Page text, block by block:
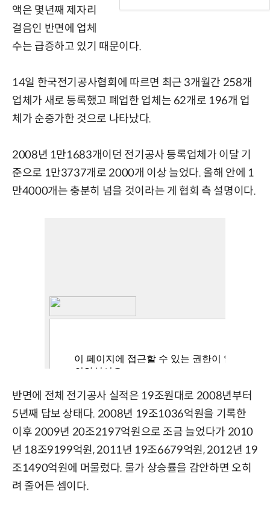
액은 몇년째 제자리
걸음인 반면에 업체
수는 급증하고 있기 때문이다.
14일 한국전기공사협회에 따르면 최근 3개월간 258개
업체가 새로 등록했고 폐업한 업체는 62개로 196개 업
체가 순증가한 것으로 나타났다.
2008년 1만1683개이던 전기공사 등록업체가 이달 기
준으로 1만3737개로 2000개 이상 늘었다. 올해 안에 1
만4000개는 충분히 넘을 것이라는 게 협회 측 설명이다.
반면에 전체 전기공사 실적은 19조원대로 2008년부터
5년째 답보 상태다. 2008년 19조1036억원을 기록한
이후 2009년 20조2197억원으로 조금 늘었다가 2010
년 18조9199억원, 2011년 19조6679억원, 2012년 19
조1490억원에 머물렀다. 물가 상승률을 감안하면 오히
려 줄어든 셈이다.